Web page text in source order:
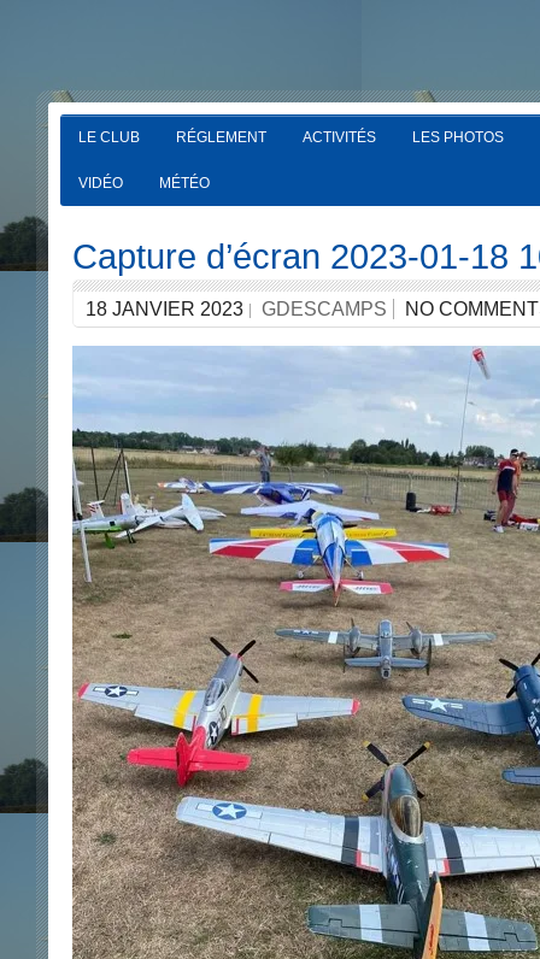
LE CLUB RÉGLEMENT ACTIVITÉS LES PHOTOS
VIDÉO MÉTÉO
Capture d’écran 2023-01-18
18 JANVIER 2023 GDESCAMPS NO